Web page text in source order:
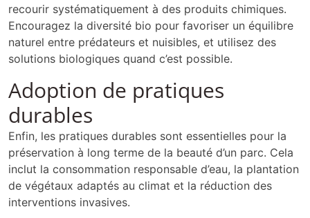
recourir systématiquement à des produits chimiques.
Encouragez la diversité bio pour favoriser un équilibre
naturel entre prédateurs et nuisibles, et utilisez des
solutions biologiques quand c’est possible.
Adoption de pratiques
durables
Enfin, les pratiques durables sont essentielles pour la
préservation à long terme de la beauté d’un parc. Cela
inclut la consommation responsable d’eau, la plantation
de végétaux adaptés au climat et la réduction des
interventions invasives.